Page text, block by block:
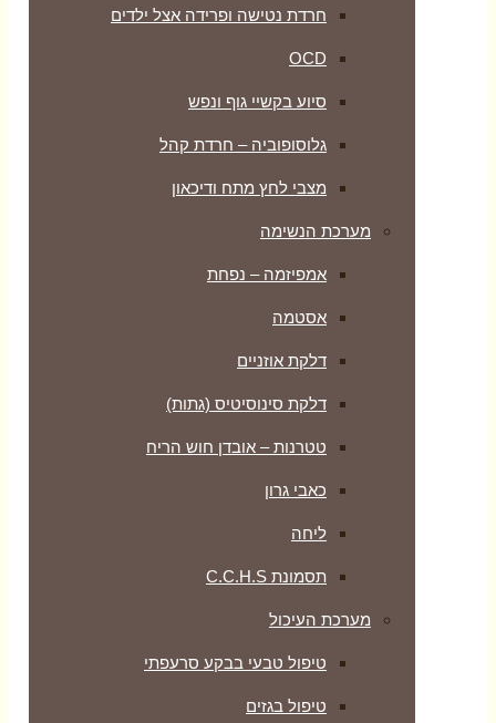
חרדת נטישה ופרידה אצל ילדים
OCD
סיוע בקשיי גוף ונפש
גלוסופוביה – חרדת קהל
מצבי לחץ מתח ודיכאון
מערכת הנשימה
אמפיזמה – נפחת
אסטמה
דלקת אוזניים
דלקת סינוסיטיס (גתות)
טטרנות – אובדן חוש הריח
כאבי גרון
ליחה
תסמונת C.C.H.S
מערכת העיכול
טיפול טבעי בבקע סרעפתי
טיפול בגזים